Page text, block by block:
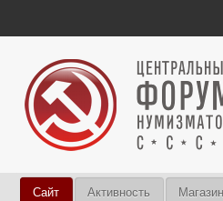
Сайт Активность Магазин